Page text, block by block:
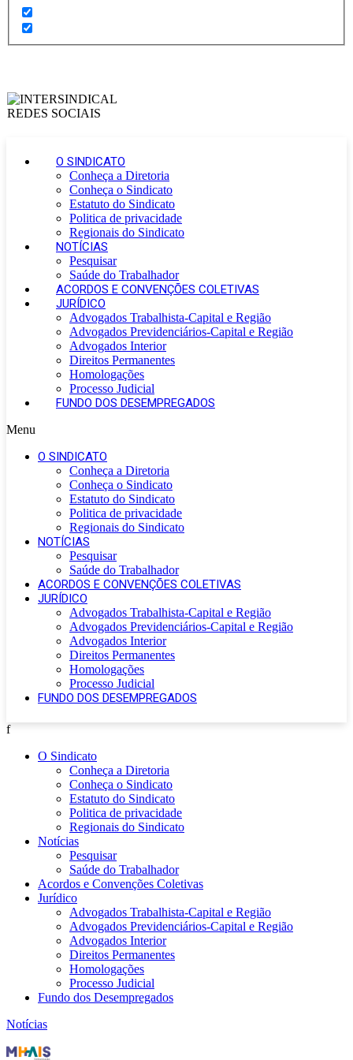
O SINDICATO
Conheça a Diretoria
Conheça o Sindicato
Estatuto do Sindicato
Politica de privacidade
Regionais do Sindicato
NOTÍCIAS
Pesquisar
Saúde do Trabalhador
ACORDOS E CONVENÇÕES COLETIVAS
JURÍDICO
Advogados Trabalhista-Capital e Região
Advogados Previdenciários-Capital e Região
Advogados Interior
Direitos Permanentes
Homologações
Processo Judicial
FUNDO DOS DESEMPREGADOS
Menu
O SINDICATO
Conheça a Diretoria
Conheça o Sindicato
Estatuto do Sindicato
Politica de privacidade
Regionais do Sindicato
NOTÍCIAS
Pesquisar
Saúde do Trabalhador
ACORDOS E CONVENÇÕES COLETIVAS
JURÍDICO
Advogados Trabalhista-Capital e Região
Advogados Previdenciários-Capital e Região
Advogados Interior
Direitos Permanentes
Homologações
Processo Judicial
FUNDO DOS DESEMPREGADOS
f
O Sindicato
Conheça a Diretoria
Conheça o Sindicato
Estatuto do Sindicato
Politica de privacidade
Regionais do Sindicato
Notícias
Pesquisar
Saúde do Trabalhador
Acordos e Convenções Coletivas
Jurídico
Advogados Trabalhista-Capital e Região
Advogados Previdenciários-Capital e Região
Advogados Interior
Direitos Permanentes
Homologações
Processo Judicial
Fundo dos Desempregados
Notícias
Desconstruir